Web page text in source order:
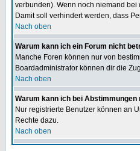
verbunden). Wenn noch niemand
Damit soll verhindert werden, dass
Nach oben
Warum kann ich ein Forum nicht
Manche Foren können nur von
Boardadministrator können dir die
Nach oben
Warum kann ich bei
Nur registrierte Benutzer können an
Rechte dazu.
Nach oben